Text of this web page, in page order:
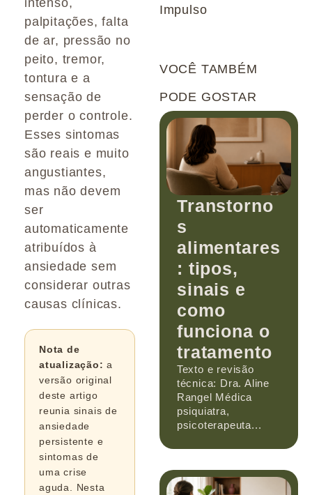
intenso,
palpitações, falta
de ar, pressão no
peito, tremor,
tontura e a
sensação de
perder o controle.
Esses sintomas
são reais e muito
angustiantes,
mas não devem
ser
automaticamente
atribuídos à
ansiedade sem
considerar outras
causas clínicas.
Nota de
atualização: a
versão original
deste artigo
reunia sinais de
ansiedade
persistente e
sintomas de
uma crise
aguda. Nesta
Impulso
VOCÊ TAMBÉM
PODE GOSTAR
Transtorno
s
alimentares
: tipos,
sinais e
como
funciona o
tratamento
Texto e revisão
técnica: Dra. Aline
Rangel Médica
psiquiatra,
psicoterapeuta...